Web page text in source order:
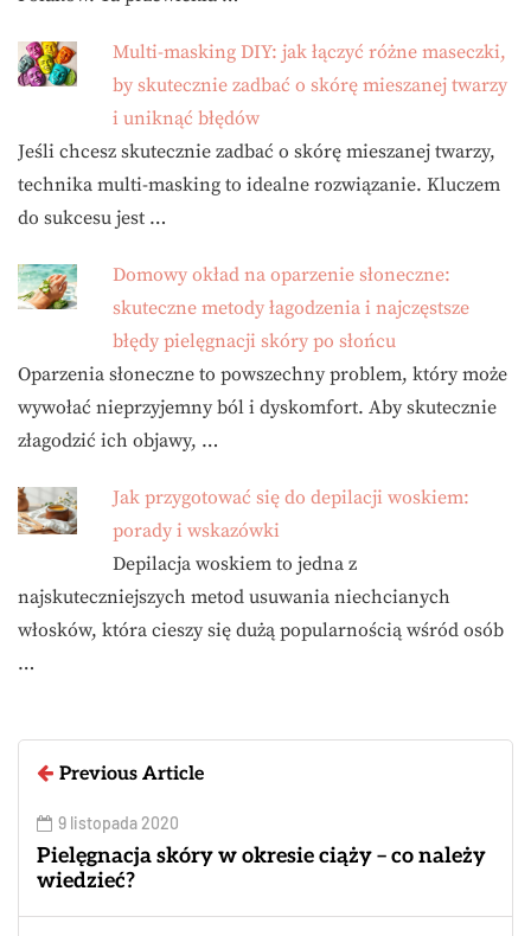
Multi-masking DIY: jak łączyć różne maseczki,
by skutecznie zadbać o skórę mieszanej twarzy
i uniknąć błędów
Jeśli chcesz skutecznie zadbać o skórę mieszanej twarzy,
technika multi-masking to idealne rozwiązanie. Kluczem
do sukcesu jest …
Domowy okład na oparzenie słoneczne:
skuteczne metody łagodzenia i najczęstsze
błędy pielęgnacji skóry po słońcu
Oparzenia słoneczne to powszechny problem, który może
wywołać nieprzyjemny ból i dyskomfort. Aby skutecznie
złagodzić ich objawy, …
Jak przygotować się do depilacji woskiem:
porady i wskazówki
Depilacja woskiem to jedna z
najskuteczniejszych metod usuwania niechcianych
włosków, która cieszy się dużą popularnością wśród osób
…
Previous Article
9 listopada 2020
Pielęgnacja skóry w okresie ciąży – co należy
wiedzieć?